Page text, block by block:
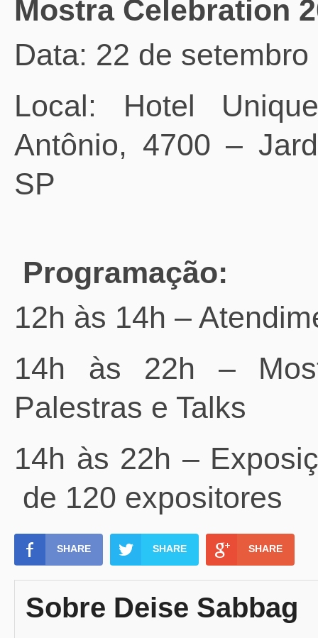
Mostra Celebration
Data: 22 de
Local: Hotel
Antônio, 4700 –
SP
Programação:
12h às 14h –
14h às 22h –
Palestras e Talks
14h às 22h –
de 120 expositores
SHARE SHARE SHARE
Sobre Deise Sabbag